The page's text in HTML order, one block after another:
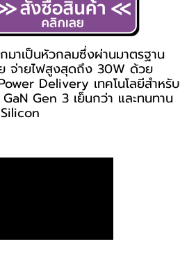
มาเป็นหัวกลมซึ่งผ่านมาตรฐาน
จ่ายไฟสูงสุดถึง 30W ด้วย
Delivery เทคโนโลยีสำหรับ
Gen 3 เย็นกว่า และทนทาน